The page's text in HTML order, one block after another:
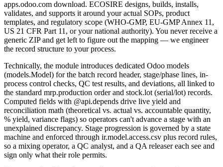
apps.odoo.com download. ECOSIRE designs, builds, installs,
validates, and supports it around your actual SOPs, product
templates, and regulatory scope (WHO-GMP, EU-GMP Annex 11,
US 21 CFR Part 11, or your national authority). You never receive a
generic ZIP and get left to figure out the mapping — we engineer
the record structure to your process.
Technically, the module introduces dedicated Odoo models
(models.Model) for the batch record header, stage/phase lines, in-
process control checks, QC test results, and deviations, all linked to
the standard mrp.production order and stock.lot (serial/lot) records.
Computed fields with @api.depends drive live yield and
reconciliation math (theoretical vs. actual vs. accountable quantity,
% yield, variance flags) so operators can't advance a stage with an
unexplained discrepancy. Stage progression is governed by a state
machine and enforced through ir.model.access.csv plus record rules,
so a mixing operator, a QC analyst, and a QA releaser each see and
sign only what their role permits.